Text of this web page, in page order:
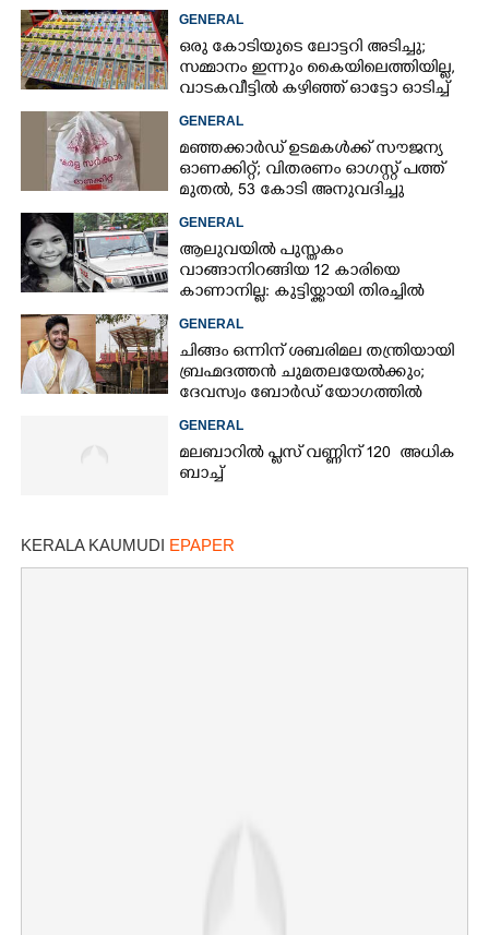
GENERAL
ഒരു കോടിയുടെ ലോട്ടറി അടിച്ചു;
സമ്മാനം ഇന്നും കൈയിലെത്തിയില്ല,
വാടകവീട്ടിൽ കഴിഞ്ഞ് ഓട്ടോ ഓടിച്ച്
GENERAL
മഞ്ഞക്കാർഡ് ഉടമകൾക്ക് സൗജന്യ
ഓണക്കിറ്റ്; വിതരണം ഓഗസ്റ്റ് പത്ത്
മുതൽ, 53 കോടി അനുവദിച്ചു
GENERAL
ആലുവയിൽ പുസ്തകം
വാങ്ങാനിറങ്ങിയ 12 കാരിയെ
കാണാനില്ല: കുട്ടിയ്ക്കായി തിരച്ചിൽ
GENERAL
ചിങ്ങം ഒന്നിന് ശബരിമല തന്ത്രിയായി
ബ്രഹ്മദത്തൻ ചുമതലയേൽക്കും;
ദേവസ്വം ബോർഡ് യോഗത്തിൽ
GENERAL
മലബാറിൽ പ്ലസ് വണ്ണിന് 120 അധിക
ബാച്ച്
KERALA KAUMUDI EPAPER